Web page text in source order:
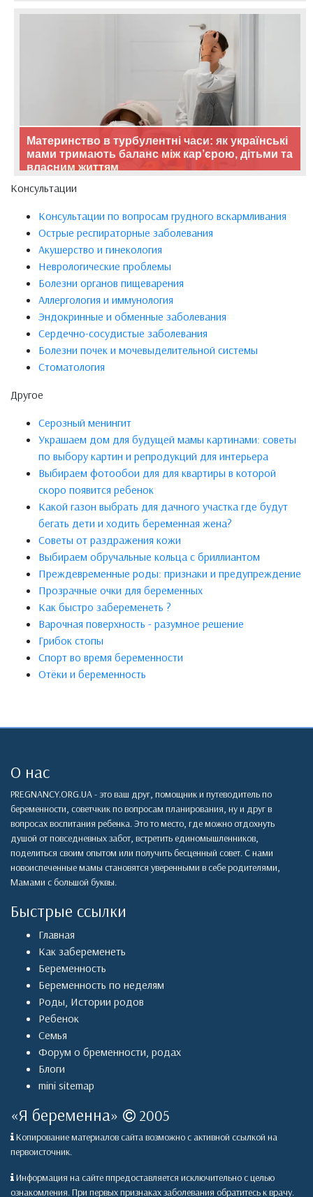
Материнство в турбулентні часи: як українські
мами тримають баланс між кар’єрою, дітьми та
власним життям
Консультации
Консультации по вопросам грудного вскармливания
Острые респираторные заболевания
Акушерство и гинекология
Неврологические проблемы
Болезни органов пищеварения
Аллергология и иммунология
Эндокринные и обменные заболевания
Сердечно-сосудистые заболевания
Болезни почек и мочевыделительной системы
Стоматология
Другое
Серозный менингит
Украшаем дом для будущей мамы картинами: советы
по выбору картин и репродукций для интерьера
Выбираем фотообои для для квартиры в которой
скоро появится ребенок
Какой газон выбрать для дачного участка где будут
бегать дети и ходить беременная жена?
Советы от раздражения кожи
Выбираем обручальные кольца с бриллиантом
Преждевременные роды: признаки и предупреждение
Прозрачные очки для беременных
Как быстро забеременеть ?
Варочная поверхность - разумное решение
Грибок стопы
Спорт во время беременности
Отёки и беременность
О нас
PREGNANCY.ORG.UA - это ваш друг, помощник и путеводитель по
беременности, советчкик по вопросам планирования, ну и друг в
вопросах воспитания ребенка. Это то место, где можно отдохнуть
душой от повседневных забот, встретить единомышленников,
поделиться своим опытом или получить бесценный совет. С нами
новоиспеченные мамы становятся уверенными в себе родителями,
Мамами с большой буквы.
Быстрые ссылки
Главная
Как забеременеть
Беременность
Беременность по неделям
Роды, Истории родов
Ребенок
Семья
Форум о бременности, родах
Блоги
mini sitemap
«Я беременна» 2005
Копирование материалов сайта возможно с активной ссылкой на
первоисточник.
Информация на сайте ппредоставляется исключительно с целью
ознакомления. При первых признаках заболевания обратитесь к врачу.